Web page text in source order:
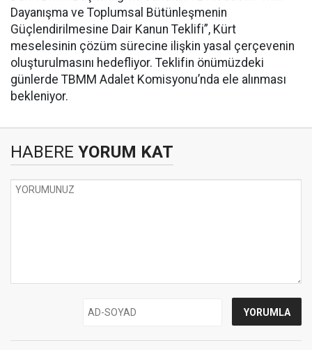
Dayanışma ve Toplumsal Bütünleşmenin
Güçlendirilmesine Dair Kanun Teklifi”, Kürt
meselesinin çözüm sürecine ilişkin yasal çerçevenin
oluşturulmasını hedefliyor. Teklifin önümüzdeki
günlerde TBMM Adalet Komisyonu’nda ele alınması
bekleniyor.
HABERE YORUM KAT